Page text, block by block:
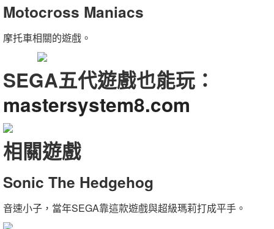
Motocross Maniacs
摩托車相關的遊戲。
SEGA五代遊戲也能玩：
mastersystem8.com
相關遊戲
Sonic The Hedgehog
音速小子，當年SEGA靠這款遊戲與超級瑪莉打成平手。